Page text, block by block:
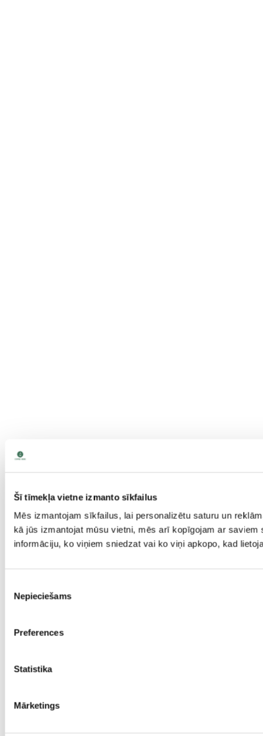
Šī tīmekļa vietne izmanto sīkfailus
Mēs izmantojam sīkfailus, lai personalizētu saturu un
kā jūs izmantojat mūsu vietni, mēs arī kopīgojam ar
informāciju, ko viņiem sniedzat vai ko viņi apkopo, kad
izvēle
Nepieciešams
Preferences
Statistika
Mārketings